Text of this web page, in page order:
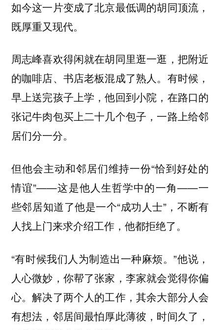
如今这一片变成了北京最低调的胡同顶流，
既厚重又现代。
周志峰喜欢得闲就在胡同里逛一逛，把附近
的咖啡店、书店老板混成了熟人。有时候，
早上送完孩子上学，他回到小院，在路口的
张记牛肉包买上二十几个包子，一路上给邻
居们分一分。
但他会主动和邻居们维持一份“恰到好处的
情谊”——这是他人生哲学中的一角——一
些邻居知道了他是一个“成功人士”，不断有
人找上门来求介绍工作，他都拒绝了。
“有时候我们人为制造出一种麻烦。”他说，
人心微妙，你帮了张家，李家就会觉得你偏
心。解决了两个人的工作，其余大部分人会
有想法，邻居间最怕厚此薄彼，时间久了，